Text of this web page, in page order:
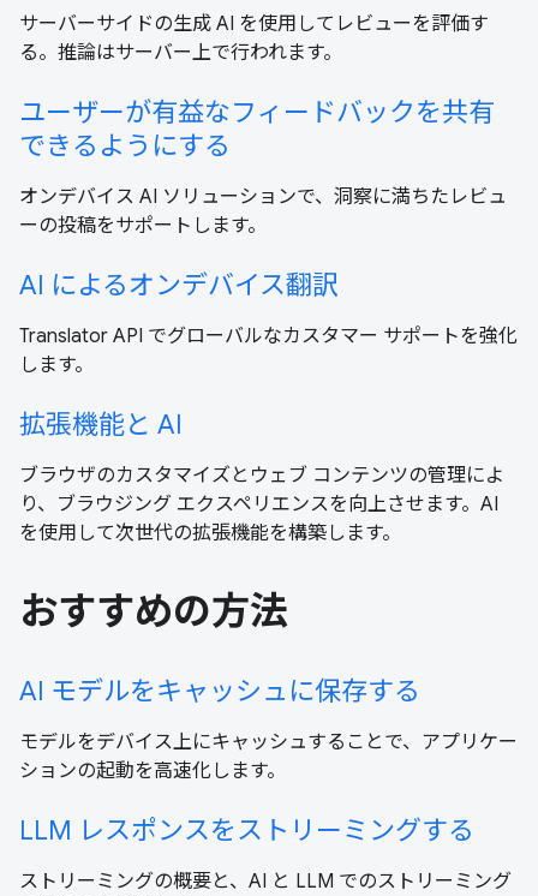
サーバーサイドの生成 AI を使用してレビューを評価す
る。推論はサーバー上で行われます。
ユーザーが有益なフィードバックを共有
できるようにする
オンデバイス AI ソリューションで、洞察に満ちたレビュ
ーの投稿をサポートします。
AI によるオンデバイス翻訳
Translator API でグローバルなカスタマー サポートを強化
します。
拡張機能と AI
ブラウザのカスタマイズとウェブ コンテンツの管理によ
り、ブラウジング エクスペリエンスを向上させます。AI
を使用して次世代の拡張機能を構築します。
おすすめの方法
AI モデルをキャッシュに保存する
モデルをデバイス上にキャッシュすることで、アプリケー
ションの起動を高速化します。
LLM レスポンスをストリーミングする
ストリーミングの概要と、AI と LLM でのストリーミング